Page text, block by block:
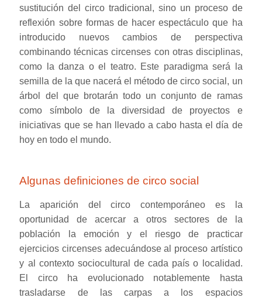
sustitución del circo tradicional, sino un proceso de
reflexión sobre formas de hacer espectáculo que ha
introducido nuevos cambios de perspectiva
combinando técnicas circenses con otras disciplinas,
como la danza o el teatro. Este paradigma será la
semilla de la que nacerá el método de circo social, un
árbol del que brotarán todo un conjunto de ramas
como símbolo de la diversidad de proyectos e
iniciativas que se han llevado a cabo hasta el día de
hoy en todo el mundo.
Algunas definiciones de circo social
La aparición del circo contemporáneo es la
oportunidad de acercar a otros sectores de la
población la emoción y el riesgo de practicar
ejercicios circenses adecuándose al proceso artístico
y al contexto sociocultural de cada país o localidad.
El circo ha evolucionado notablemente hasta
trasladarse de las carpas a los espacios